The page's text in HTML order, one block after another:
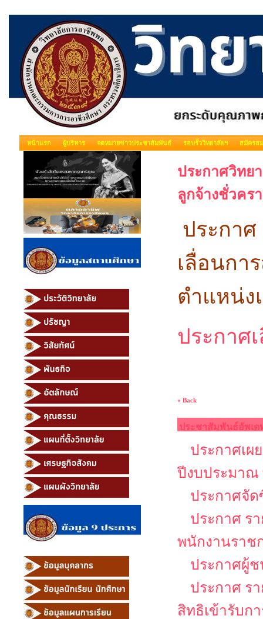
หน้าแรก ผู้บริหาร จดหมายข่าวประชาสัมพันธ์ รอบรั้ววิทยาลัยฯ สมัครส
ประกาศวิทย
ลูกจ้างชั่วคร
ประกา
เลื่อนกา
ตำแหน่ง
ประกาศ
« Back
ประชาสัมพันธ์อัพเด
ประกาศเผ
ปีงบประมาณ
ประกาศจัด
ประกาศ ร
พนักงานราช
ประกาศผู้ช
ประกาศ ร
สิทธิเข้ารับก